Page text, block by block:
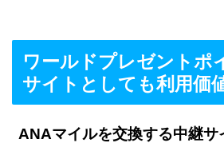
ワールドプレゼントポ
サイトとしても利用価
ANAマイルを交換する中継サ